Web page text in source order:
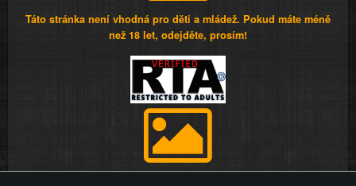
Táto stránka není vhodná pro děti a mládež. Pokud máte méně
než 18 let, odejděte, prosím!